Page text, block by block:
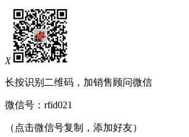
X
长按识别二维码，加销售顾问微信
微信号： rfid021
（点击微信号复制，添加好友）